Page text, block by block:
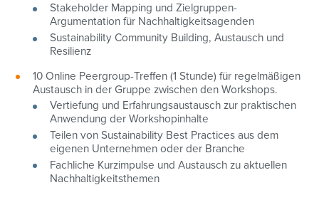
Stakeholder Mapping und Zielgruppen-
Argumentation für Nachhaltigkeitsagenden
Sustainability Community Building, Austausch und
Resilienz
10 Online Peergroup-Treffen (1 Stunde) für regelmäßigen
Austausch in der Gruppe zwischen den Workshops.
Vertiefung und Erfahrungsaustausch zur praktischen
Anwendung der Workshopinhalte
Teilen von Sustainability Best Practices aus dem
eigenen Unternehmen oder der Branche
Fachliche Kurzimpulse und Austausch zu aktuellen
Nachhaltigkeitsthemen